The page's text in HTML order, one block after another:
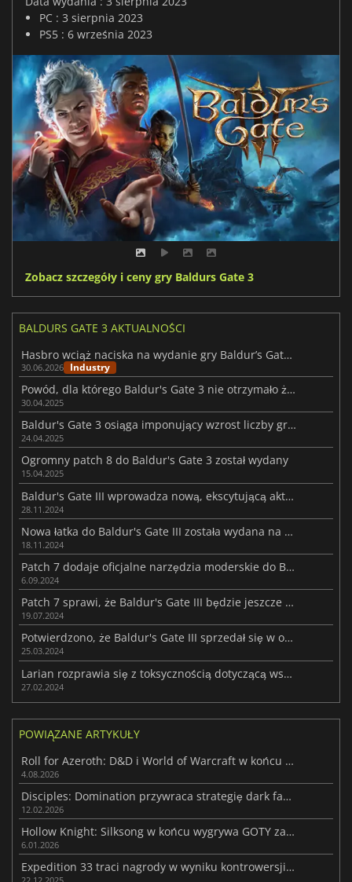
PC : 3 sierpnia 2023
PS5 : 6 września 2023
Zobacz szczegóły i ceny gry Baldurs Gate 3
BALDURS GATE 3 AKTUALNOŚCI
Hasbro wciąż naciska na wydanie gry Baldur’s Gate 4, ale bez skutku
30.06.2026 Industry
Powód, dla którego Baldur's Gate 3 nie otrzymało żadnego DLC
30.04.2025
Baldur's Gate 3 osiąga imponujący wzrost liczby graczy po premierze aktualizacji 8
24.04.2025
Ogromny patch 8 do Baldur's Gate 3 został wydany
15.04.2025
Baldur's Gate III wprowadza nową, ekscytującą aktualizację 8
28.11.2024
Nowa łatka do Baldur's Gate III została wydana na PS5 i Xbox Series X|S
18.11.2024
Patch 7 dodaje oficjalne narzędzia moderskie do Baldur's Gate III
6.09.2024
Patch 7 sprawi, że Baldur's Gate III będzie jeszcze lepsze
19.07.2024
Potwierdzono, że Baldur's Gate III sprzedał się w około 15 milionach egzemplarzy.
25.03.2024
Larian rozprawia się z toksycznością dotyczącą wsparcia modów dla Baldur's Gate III
27.02.2024
POWIĄZANE ARTYKUŁY
Roll for Azeroth: D&D i World of Warcraft w końcu się łączą
4.08.2026
Disciples: Domination przywraca strategię dark fantasy
12.02.2026
Hollow Knight: Silksong w końcu wygrywa GOTY zamiast Expedition 33
6.01.2026
Expedition 33 traci nagrody w wyniku kontrowersji związanych z AI